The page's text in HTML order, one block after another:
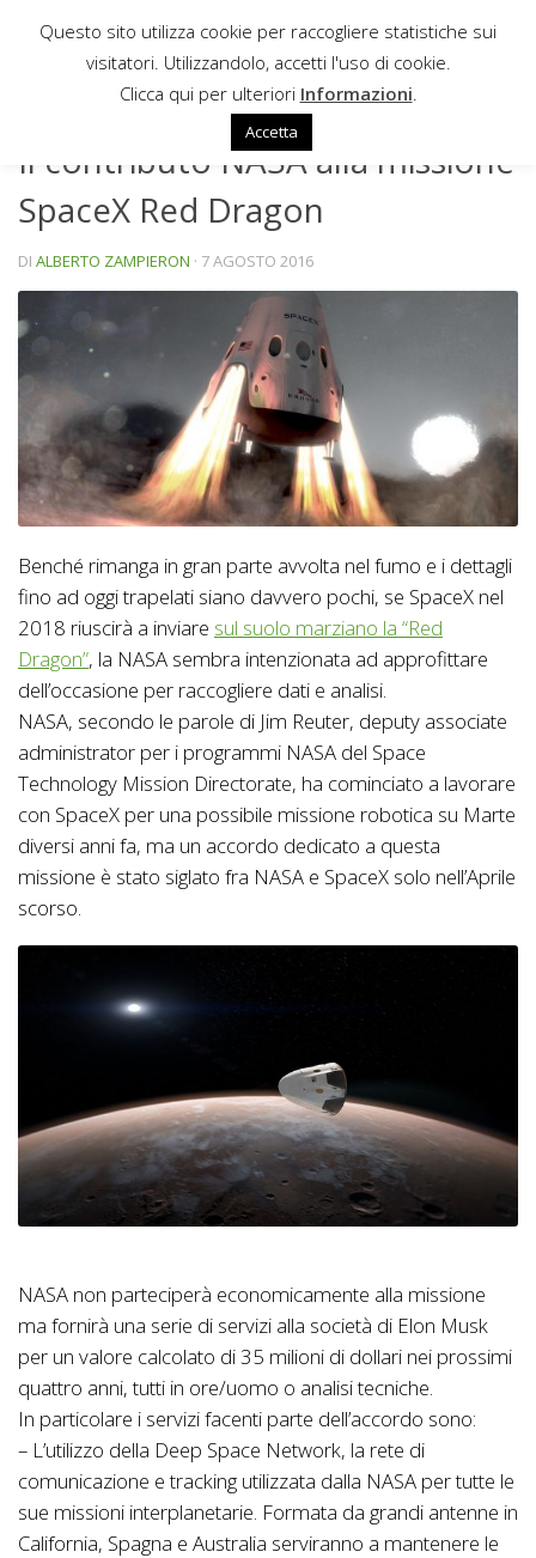
Sotto il contenuto
Il contributo NASA alla missione
SpaceX Red Dragon
DI ALBERTO ZAMPIERON · 7 AGOSTO 2016
Benché rimanga in gran parte avvolta nel fumo e i dettagli
fino ad oggi trapelati siano davvero pochi, se SpaceX nel
2018 riuscirà a inviare sul suolo marziano la “Red
Dragon”, la NASA sembra intenzionata ad approfittare
dell’occasione per raccogliere dati e analisi.
NASA, secondo le parole di Jim Reuter, deputy associate
administrator per i programmi NASA del Space
Technology Mission Directorate, ha cominciato a lavorare
con SpaceX per una possibile missione robotica su Marte
diversi anni fa, ma un accordo dedicato a questa
missione è stato siglato fra NASA e SpaceX solo nell’Aprile
scorso.
NASA non parteciperà economicamente alla missione
ma fornirà una serie di servizi alla società di Elon Musk
per un valore calcolato di 35 milioni di dollari nei prossimi
quattro anni, tutti in ore/uomo o analisi tecniche.
In particolare i servizi facenti parte dell’accordo sono:
– L’utilizzo della Deep Space Network, la rete di
comunicazione e tracking utilizzata dalla NASA per tutte le
sue missioni interplanetarie. Formata da grandi antenne in
California, Spagna e Australia serviranno a mantenere le
Questo sito utilizza cookie per raccogliere statistiche sui
visitatori. Utilizzandolo, accetti l'uso di cookie.
Clicca qui per ulteriori Informazioni
Accetta